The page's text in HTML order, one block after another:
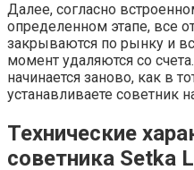
Далее, согласно
определенном этапе, все
закрываются по рынку и
момент удаляются со
начинается заново, как в
устанавливаете советник
Технические
советника Setka